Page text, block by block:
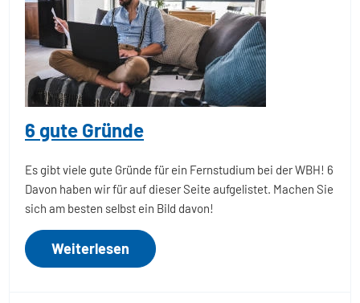
6 gute Gründe
Es gibt viele gute Gründe für ein Fernstudium bei der WBH! 6
Davon haben wir für auf dieser Seite aufgelistet. Machen Sie
sich am besten selbst ein Bild davon!
Weiterlesen